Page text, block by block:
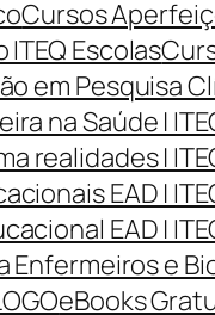
Cursos
Escolas
em Pesquisa
na Saúde |
realidades |
EAD |
EAD |
Enfermeiros e
eBooks